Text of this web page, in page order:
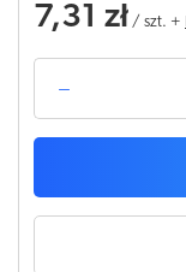
7,31 zł / szt. +